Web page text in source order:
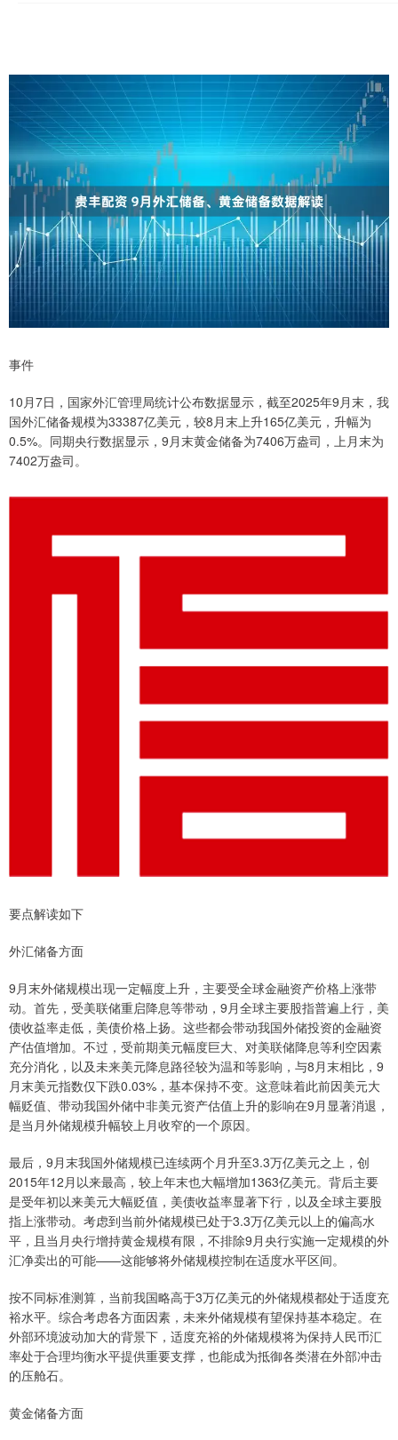
事件
10月7日，国家外汇管理局统计公布数据显示，截至2025年9月末，我
国外汇储备规模为33387亿美元，较8月末上升165亿美元，升幅为
0.5%。同期央行数据显示，9月末黄金储备为7406万盎司，上月末为
7402万盎司。
要点解读如下
外汇储备方面
9月末外储规模出现一定幅度上升，主要受全球金融资产价格上涨带
动。首先，受美联储重启降息等带动，9月全球主要股指普遍上行，美
债收益率走低，美债价格上扬。这些都会带动我国外储投资的金融资
产估值增加。不过，受前期美元幅度巨大、对美联储降息等利空因素
充分消化，以及未来美元降息路径较为温和等影响，与8月末相比，9
月末美元指数仅下跌0.03%，基本保持不变。这意味着此前因美元大
幅贬值、带动我国外储中非美元资产估值上升的影响在9月显著消退，
是当月外储规模升幅较上月收窄的一个原因。
最后，9月末我国外储规模已连续两个月升至3.3万亿美元之上，创
2015年12月以来最高，较上年末也大幅增加1363亿美元。背后主要
是受年初以来美元大幅贬值，美债收益率显著下行，以及全球主要股
指上涨带动。考虑到当前外储规模已处于3.3万亿美元以上的偏高水
平，且当月央行增持黄金规模有限，不排除9月央行实施一定规模的外
汇净卖出的可能——这能够将外储规模控制在适度水平区间。
按不同标准测算，当前我国略高于3万亿美元的外储规模都处于适度充
裕水平。综合考虑各方面因素，未来外储规模有望保持基本稳定。在
外部环境波动加大的背景下，适度充裕的外储规模将为保持人民币汇
率处于合理均衡水平提供重要支撑，也能成为抵御各类潜在外部冲击
的压舱石。
黄金储备方面